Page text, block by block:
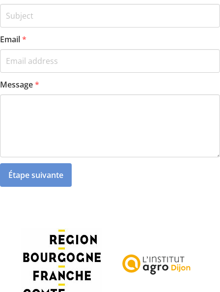
Email*
Message*
Étape suivante